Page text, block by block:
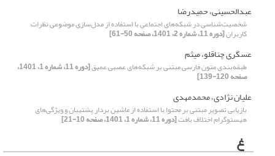
عبدالحسینی، حمیدرضا
شخصیت‌شناسی در شبکه‌های اجتماعی با استفاده از مدل‌سازی موضوعی نظرات
کاربران[دوره 11، شماره 2، 1401، صفحه 50-61]
عسگری چناقلو، میثم
طبقه‌بندی متون فارسی مبتنی بر شبکه‌های عصبی عمیق [دوره 11، شماره 1، 1401،
صفحه 120-139]
علیان نژادی، محمدمهدی
بازیابی تصویر مبتنی بر محتوا با استفاده از ماشین بردار پشتیبان و ویژگی‌های
هیستوگرام اختلاف بافت[دوره 11، شماره 1، 1401، صفحه 10-21]
غ